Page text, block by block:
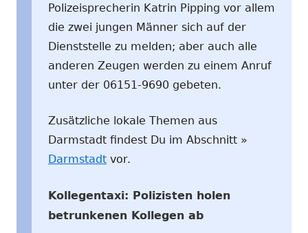
Polizeisprecherin Katrin Pipping vor allem
die zwei jungen Männer sich auf der
Dienststelle zu melden; aber auch alle
anderen Zeugen werden zu einem Anruf
unter der 06151-9690 gebeten.
Zusätzliche lokale Themen aus
Darmstadt findest Du im Abschnitt »
Darmstadt vor.
Kollegentaxi: Polizisten holen
betrunkenen Kollegen ab